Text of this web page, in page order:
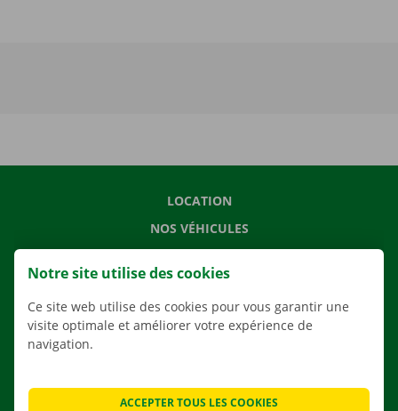
LOCATION
NOS VÉHICULES
AGENCES
APPLI
SOLUTIONS DE DÉMÉNAGEMENT
Notre site utilise des cookies
Ce site web utilise des cookies pour vous garantir une
visite optimale et améliorer votre expérience de
navigation.
ACCEPTER TOUS LES COOKIES